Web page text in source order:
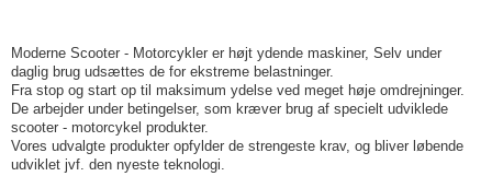
Moderne Scooter - Motorcykler er højt ydende maskiner, Selv under
daglig brug udsættes de for ekstreme belastninger.
Fra stop og start op til maksimum ydelse ved meget høje omdrejninger.
De arbejder under betingelser, som kræver brug af specielt udviklede
scooter - motorcykel produkter.
Vores udvalgte produkter opfylder de strengeste krav, og bliver løbende
udviklet jvf. den nyeste teknologi.